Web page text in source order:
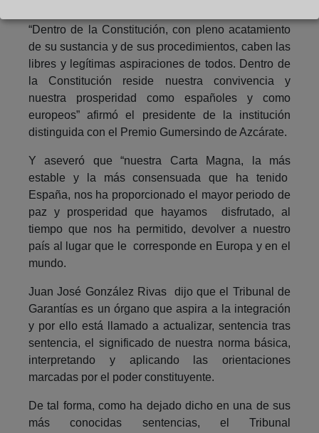
“Dentro de la Constitución, con pleno acatamiento
de su sustancia y de sus procedimientos, caben las
libres y legítimas aspiraciones de todos. Dentro de
la Constitución reside nuestra convivencia y
nuestra prosperidad como españoles y como
europeos” afirmó el presidente de la institución
distinguida con el Premio Gumersindo de Azcárate.
Y aseveró que “nuestra Carta Magna, la más
estable y la más consensuada que ha tenido
España, nos ha proporcionado el mayor periodo de
paz y prosperidad que hayamos disfrutado, al
tiempo que nos ha permitido, devolver a nuestro
país al lugar que le corresponde en Europa y en el
mundo.
Juan José González Rivas dijo que el Tribunal de
Garantías es un órgano que aspira a la integración
y por ello está llamado a actualizar, sentencia tras
sentencia, el significado de nuestra norma básica,
interpretando y aplicando las orientaciones
marcadas por el poder constituyente.
De tal forma, como ha dejado dicho en una de sus
más conocidas sentencias, el Tribunal